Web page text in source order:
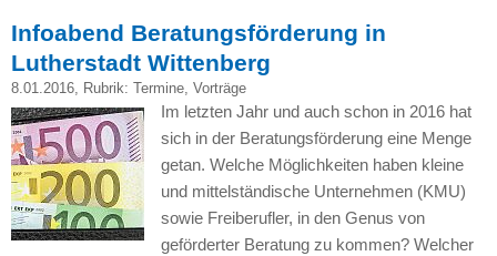
Infoabend Beratungsförderung in
Lutherstadt Wittenberg
8.01.2016, Rubrik: Termine, Vorträge
Im letzten Jahr und auch schon in 2016 hat
sich in der Beratungsförderung eine Menge
getan. Welche Möglichkeiten haben kleine
und mittelständische Unternehmen (KMU)
sowie Freiberufler, in den Genus von
geförderter Beratung zu kommen? Welcher